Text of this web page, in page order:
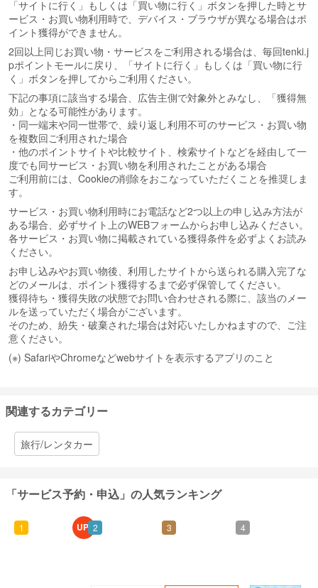
「サイトに行く」もしくは「買い物に行く」ボタンを押した時とサ
ービス・お買い物利用時で、デバイス・ブラウザが異なる場合はポ
イント獲得ができません。
2回以上同じお買い物・サービスをご利用される場合は、毎回tenki.j
pポイントモールに戻り、「サイトに行く」もしくは「買い物に行
く」ボタンを押してからご利用ください。
下記の事項に該当する場合、広告主側で対象外とみなし、「獲得無
効」となる可能性があります。
・同一端末や同一世帯で、繰り返し利用不可のサービス・お買い物
を複数回ご利用された場合
・他のポイントサイトや比較サイト、検索サイトなどを経由して一
度でも同サービス・お買い物を利用されたことがある場合
ご利用前には、Cookieの削除をおこなっていただくことを推奨しま
す。
サービス・お買い物利用時にお電話など2つ以上の申し込み方法が
ある場合、必ずサイト上のWEBフォームからお申し込みください。
各サービス・お買い物に掲載されている獲得条件を必ずよくお読み
ください。
お申し込みやお買い物後、利用したサイトから送られる購入完了な
どのメールは、ポイント獲得するまで必ず保管してください。
獲得待ち・獲得失敗の状態でお問い合わせされる際に、該当のメー
ルを送っていただく場合がございます。
そのため、紛失・破棄された場合は対応いたしかねますので、ご注
意ください。
(※) SafariやChromeなどwebサイトを表示するアプリのこと
関連するカテゴリー
旅行/レンタカー
「サービス予約・申込」の人気ランキング
UP!
1 2 3 4